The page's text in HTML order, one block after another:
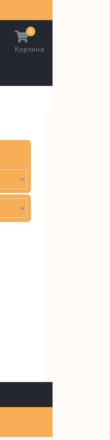
Корзина
0